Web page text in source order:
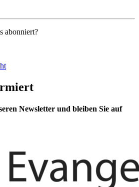
abonniert?
Newsletter und bleiben Sie auf